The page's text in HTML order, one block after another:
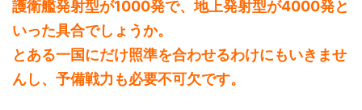
護衛艦発射型が1000発で、地上発射型が4000発と
いった具合でしょうか。
とある一国にだけ照準を合わせるわけにもいきませ
んし、予備戦力も必要不可欠です。